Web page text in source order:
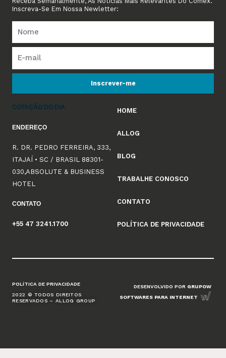
Inscreva-Se Em Nossa Newletter:
Inscrever-me
COTAÇÃO DO DIA
ENDEREÇO
R. DR. PEDRO FERREIRA, 333,
ITAJAÍ • SC / BRASIL 88301-
030,ABSOLUTE & BUSINESS
HOTEL
CONTATO
+55 47 3241.1700
HOME
ALLOG
BLOG
TRABALHE CONOSCO
CONTATO
POLÍTICA DE PRIVACIDADE
POLÍTICA DE PRIVACIDADE
2022 © TODOS DIREITOS
RESERVADOS – ALLOG GROUP
DESENVOLVIDO POR GRUPOW
SOFTWARES PARA INTERNET